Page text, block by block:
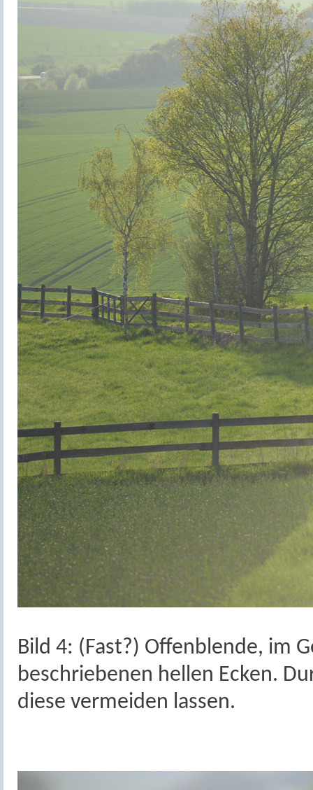
Bild 4: (Fast?) Offenblende, im
beschriebenen hellen Ecken.
diese vermeiden lassen.